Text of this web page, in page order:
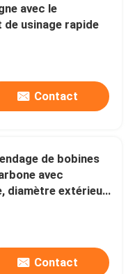
avec le
de usinage rapide
Contact
de bobines
avec
diamètre extérieur
Contact